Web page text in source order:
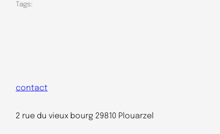
Tags:
contact
2 rue du vieux bourg 29810 Plouarzel